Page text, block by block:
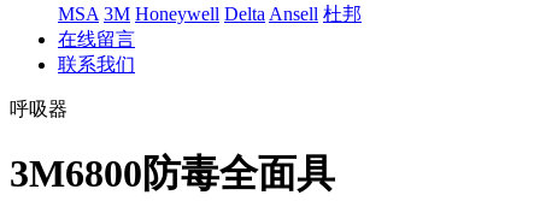
MSA 3M Honeywell Delta Ansell 杜邦
在线留言
联系我们
呼吸器
3M6800防毒全面具